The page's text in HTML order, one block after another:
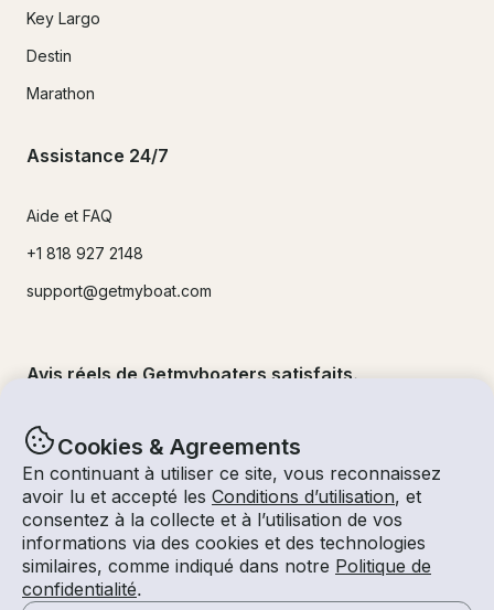
Cookies & Agreements
En continuant à utiliser ce site, vous reconnaissez
avoir lu et accepté les Conditions d’utilisation, et
consentez à la collecte et à l’utilisation de vos
informations via des cookies et des technologies
similaires, comme indiqué dans notre Politique de
confidentialité.
Key Largo
Destin
Marathon
Assistance 24/7
Aide et FAQ
+1 818 927 2148
support@getmyboat.com
Avis réels de Getmyboaters satisfaits.